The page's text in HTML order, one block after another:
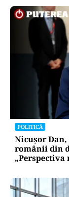
POLITICĂ
Nicușor Dan,
românii din